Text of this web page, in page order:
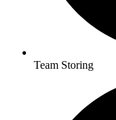
Team Storing